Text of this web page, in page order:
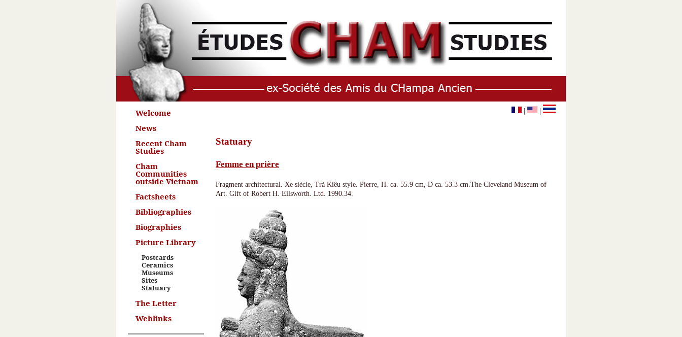
Welcome
News
Recent Cham
Studies
Cham
Communities
outside Vietnam
Factsheets
Bibliographies
Biographies
Picture Library
Postcards
Ceramics
Museums
Sites
Statuary
The Letter
Weblinks
Statuary
Femme en prière
Fragment architectural. Xe siècle, Trà Kiêu style. Pierre, H. ca. 55.9 cm, D ca. 53.3 cm.The Cleveland Museum of
Art. Gift of Robert H. Ellsworth. Ltd. 1990.34.